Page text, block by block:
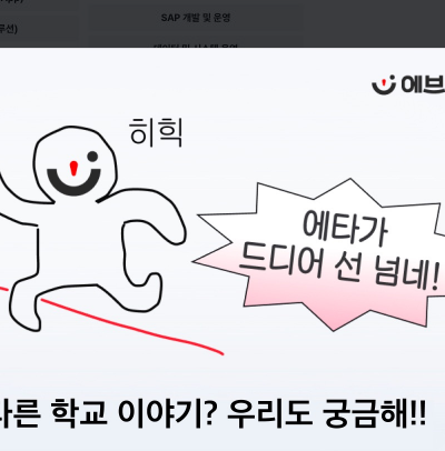
지원 전에,이력서 부터 준비하세요
캠퍼스픽에서 이력서를 만들고 관리할 수 있어요.
이력서 만들기